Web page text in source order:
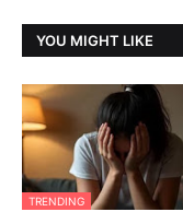
YOU MIGHT LIKE
TRENDING